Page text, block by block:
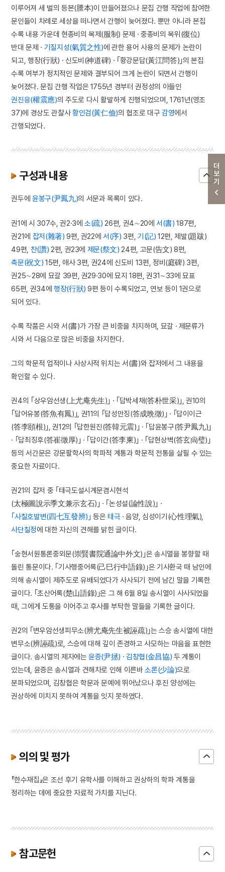
더보기
이루어져 세 벌의 등본(謄本)이 만들어졌으나 문집 간행 작업에 참여한
문인들이 차례로 세상을 떠나면서 간행이 늦어졌다. 뿐만 아니라 본집
수록 내용 가운데 현종비의 복제(服制) 문제 · 중종비의 복위(復位)
반대 문제 · 기질지성(氣質之性)에 관한 용어 사용의 문제가 논란이
되고, 행장(行狀) · 신도비(神道碑) · ｢황강문답(黃江問答)｣의 본집
수록 여부가 정치적인 문제와 결부되어 크게 논란이 되면서 간행이
늦어졌다. 문집 간행 작업은 1755년 경부터 권정성의 아들인
권진응(權震應)의 주도로 다시 활발하게 진행되었으며, 1761년(영조
37)에 경상도 관찰사황인검(黃仁儉)의 협조로 대구 감영에서
간행되었다.
구성과 내용
권두에윤봉구(尹鳳九)의 서문과 목록이 있다.
권1에 시 307수, 권2·3에 소(疏) 26편, 권4∼20에서(書) 187편,
권21에 잡저(雜著) 9편, 권22에서(序) 3편, 기(記) 12편, 제발(題跋)
49편, 찬(讚) 2편, 권23에 제문(祭文) 24편, 고문(告文) 8편,
축문(祝文) 15편, 애사 3편, 권24에 신도비 13편, 정비(庭碑) 3편,
권25∼28에 묘갈 39편, 권29·30에 묘지 18편, 권31∼33에 묘표
65편, 권34에 행장(行狀) 9편 등이 수록되었고, 연보 등이 1권으로
되어 있다.
수록 작품은 시와 서(書)가 가장 큰 비중을 차지하며, 묘갈 · 제문류가
시와 서 다음으로 많은 비중을 차지한다.
그의 학문적 업적이나 사상사적 위치는 서(書)와 잡저에서 그 내용을
확인할 수 있다.
권4의 ｢상우암선생(上尤庵先生)｣ · ｢답박세채(答朴世采)｣, 권10의
｢답어유봉(答魚有鳳)｣, 권11의 ｢답성만징(答成晩徵)｣ · ｢답이이근
(答李頤根)｣, 권12의 ｢답한원진(答韓元震)｣ · ｢답윤봉구(答尹鳳九)｣
· ｢답최징후(答崔徵厚)｣ · ｢답이간(答李柬)｣ · ｢답현상벽(答玄尙璧)｣
등의 서간문은 강문팔학사의 학파적 계통과 학문적 전통을 살필 수 있는
중요한 자료이다.
권21의 잡저 중 ｢태극도설시계문겸시현석
(太極圖說示季文兼示玄石)｣ · ｢논성설(論性說)｣ ·
｢사칠호발변(四七互發辨)｣ 등은 태극 · 음양, 심성이기(心性理氣),
사단칠정에 대한 자신의 견해를 밝힌 글이다.
｢숭현서원통론중외문(崇賢書院通論中外文)｣은 송시열을 봉향할 때
돌린 통문이다. ｢기사행중어록(己巳行中語錄)｣은 기사환국 때 남인에
의해 송시열이 제주도로 유배되었다가 사사되기 전에 남긴 말을 기록한
글이다. ｢초산어록(楚山語錄)｣은 그 해 6월 8일 송시열이 사사되었을
때, 그에게 도통을 이어주고 후사를 부탁한 말들을 기록한 글이다.
권2의 ｢변우암선생피무소(辨尤庵先生被誣疏)｣는 스승 송시열에 대한
변무소(辨誣疏)로, 스승에 대해 깊이 존경하고 사모하는 마음을 표현한
글이다. 송시열의 제자에는윤증(尹拯) ·김창협(金昌協) 두 계통이
있는데, 윤증은 송시열과 견해차로 인해 이른바 소론(少論)으로
분파되었으며, 김창협은 학문과 문예에 뛰어났으나 후진 양성에는
권상하에 미치지 못하여 계통을 잇지 못하였다.
의의 및 평가
『한수재집』은 조선 후기 유학사를 이해하고 권상하의 학파 계통을
정리하는 데에 중요한 자료적 가치를 지닌다.
참고문헌